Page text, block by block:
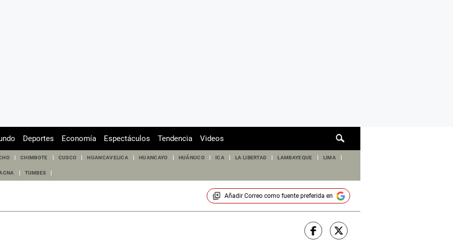
de
Deportes Economía Espectáculos Tendencia Videos
CHIMBOTE CUSCO HUANCAVELICA HUANCAYO HUÁNUCO ICA LA LIBERTAD LAMBAYEQUE LIMA
TUMBES
Añadir Correocomo fuente preferida en